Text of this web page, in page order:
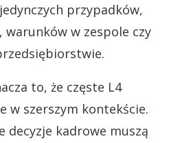
przypadków,
warunków w zespole czy
to, że częste L4
w szerszym kontekście.
decyzje kadrowe muszą